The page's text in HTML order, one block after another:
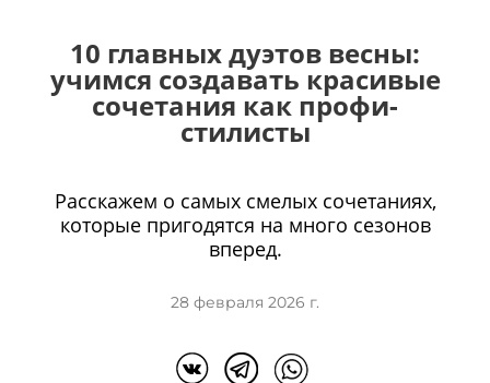
10 главных дуэтов весны:
учимся создавать красивые
сочетания как профи-
стилисты
Расскажем о самых смелых сочетаниях,
которые пригодятся на много сезонов
вперед.
28 февраля 2026 г.